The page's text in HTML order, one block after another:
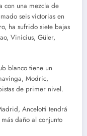
con una mezcla de
seis victorias en
ha sufrido siete bajas
Vinicius, Güler,
blanco tiene un
Modric,
de primer nivel.
Ancelotti tendrá
daño al conjunto